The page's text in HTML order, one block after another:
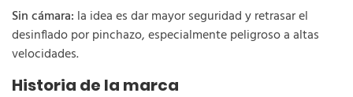
Sin cámara: la idea es dar mayor seguridad y retrasar el
desinflado por pinchazo, especialmente peligroso a altas
velocidades.
Historia de la marca